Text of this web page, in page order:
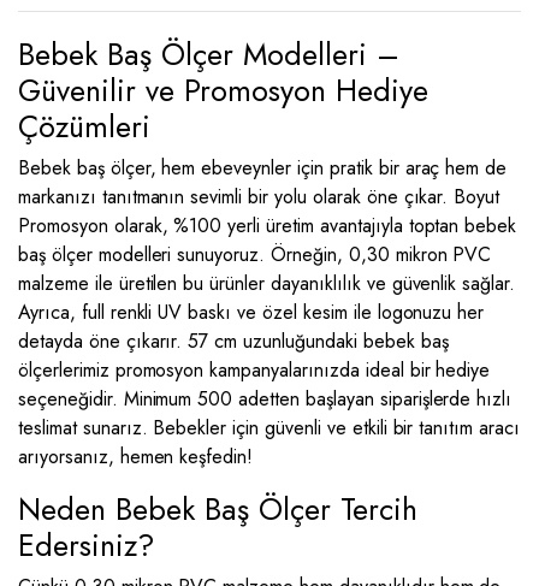
Bebek Baş Ölçer Modelleri –
Güvenilir ve Promosyon Hediye
Çözümleri
Bebek baş ölçer, hem ebeveynler için pratik bir araç hem de
markanızı tanıtmanın sevimli bir yolu olarak öne çıkar. Boyut
Promosyon olarak, %100 yerli üretim avantajıyla toptan bebek
baş ölçer modelleri sunuyoruz. Örneğin, 0,30 mikron PVC
malzeme ile üretilen bu ürünler dayanıklılık ve güvenlik sağlar.
Ayrıca, full renkli UV baskı ve özel kesim ile logonuzu her
detayda öne çıkarır. 57 cm uzunluğundaki bebek baş
ölçerlerimiz promosyon kampanyalarınızda ideal bir hediye
seçeneğidir. Minimum 500 adetten başlayan siparişlerde hızlı
teslimat sunarız. Bebekler için güvenli ve etkili bir tanıtım aracı
arıyorsanız, hemen keşfedin!
Neden Bebek Baş Ölçer Tercih
Edersiniz?